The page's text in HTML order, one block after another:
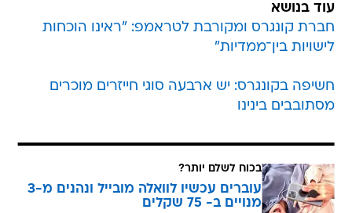
עוד בנושא
חברת קונגרס ומקורבת לטראמפ: "ראינו הוכחות
לישויות בין־ממדיות"
חשיפה בקונגרס: יש ארבעה סוגי חייזרים מוכרים
מסתובבים בינינו
בכוח לשלם יותר?
עוברים עכשיו לוואלה מובייל ונהנים מ-3
מנויים ב- 75 שקלים